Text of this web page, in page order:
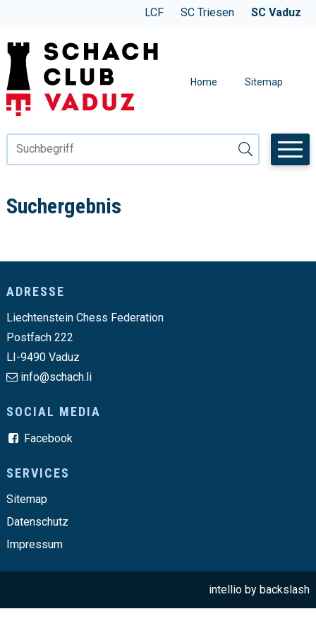
Navigieren im SC Vaduz
SCHNELLNAVIGATION
WEBSITE WECHSELN
LCF SC Triesen SC Vaduz
Home Sitemap
Suchbegriff
Suche starten
Suchergebnis
Footer
ADRESSE
Liechtenstein Chess Federation
Postfach 222
LI-9490 Vaduz
info@schach.li
SOCIAL MEDIA
Facebook
SERVICES
Sitemap
Datenschutz
Impressum
intellio by backslash